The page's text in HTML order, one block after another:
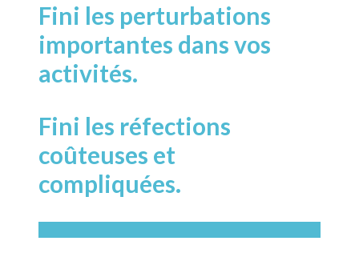
Fini les perturbations
importantes dans vos
activités.
Fini les réfections
coûteuses et
compliquées.